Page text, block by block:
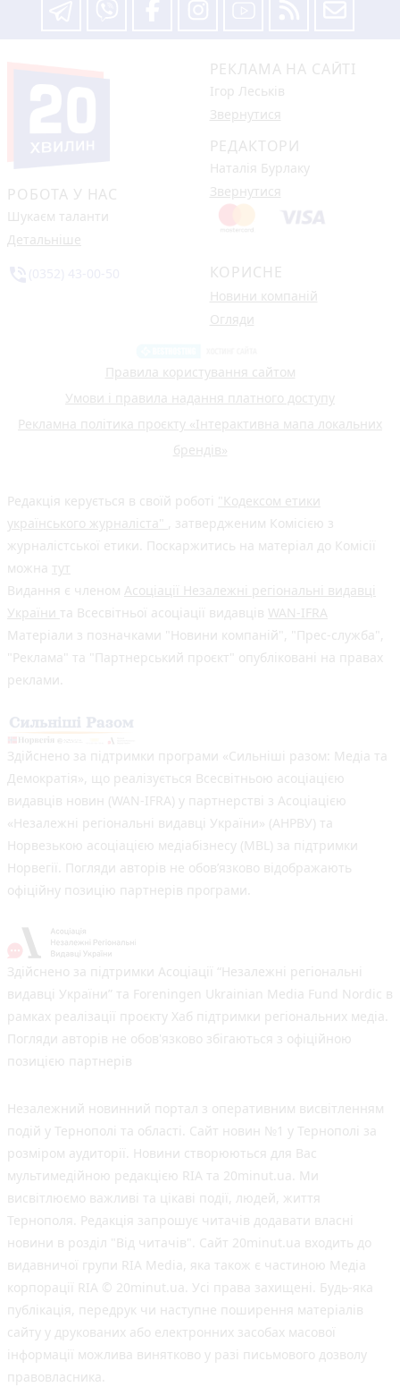
РОБОТА У НАС
Шукаєм таланти
Детальніше
РЕКЛАМА НА САЙТІ
Ігор Леськів
Звернутися
РЕДАКТОРИ
Наталія Бурлаку
Звернутися
КОРИСНЕ
Новини компаній
Огляди
Правила користування сайтом
Умови і правила надання платного доступу
Рекламна політика проєкту «Інтерактивна мапа локальних
брендів»
Редакція керується в своїй роботі "Кодексом етики
українського журналіста"
, затвердженим Комісією з
журналістської етики. Поскаржитись на матеріал до Комісії
можна тут
Видання є членом Асоціації Незалежні регіональні видавці
України та Всесвітньої асоціації видавців WAN-IFRA
Матеріали з позначками "Новини компаній", "Прес-служба",
"Реклама" та "Партнерський проєкт" опубліковані на правах
реклами.
Здійснено за підтримки програми «Сильніші разом: Медіа та
Демократія», що реалізується Всесвітньою асоціацією
видавців новин (WAN-IFRA) у партнерстві з Асоціацією
«Незалежні регіональні видавці України» (АНРВУ) та
Норвезькою асоціацією медіабізнесу (MBL) за підтримки
Норвегії. Погляди авторів не обов’язково відображають
офіційну позицію партнерів програми.
Здійснено за підтримки Асоціації “Незалежні регіональні
видавці України” та Foreningen Ukrainian Media Fund Nordic в
рамках реалізації проєкту Хаб підтримки регіональних медіа.
Погляди авторів не обов'язково збігаються з офіційною
позицією партнерів
Незалежний новинний портал з оперативним висвітленням
подій у Тернополі та області. Сайт новин №1 у Тернополі за
розміром аудиторії. Новини створюються для Вас
мультимедійною редакцією RIA та 20minut.ua. Ми
висвітлюємо важливі та цікаві події, людей, життя
Тернополя. Редакція запрошує читачів додавати власні
новини в розділ "Від читачів". Сайт 20minut.ua входить до
видавничої групи RIA Media, яка також є частиною Медіа
корпорації RIA © 20minut.ua. Усі права захищені. Будь-яка
публiкацiя, передрук чи наступне поширення матеріалів
сайту у друкованих або електронних засобах масової
інформації можлива винятково у разі письмового дозволу
правовласника.